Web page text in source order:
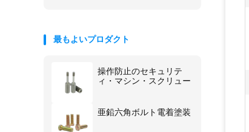
最もよいプロダクト
操作防止のセキュリテ
ィ・マシン・スクリュー
亜鉛六角ボルト電着塗装